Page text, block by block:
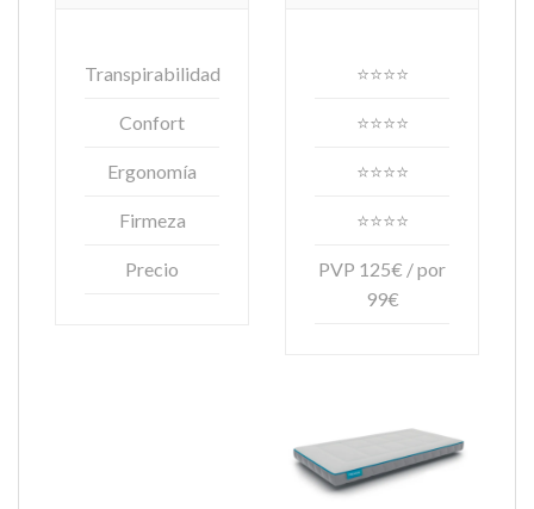
Transpirabilidad
Confort
Ergonomía
Firmeza
Precio
⭐⭐⭐⭐
⭐⭐⭐⭐
⭐⭐⭐⭐
⭐⭐⭐⭐
PVP 125€ / por
99€